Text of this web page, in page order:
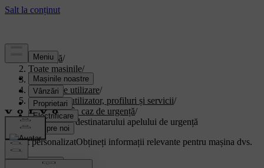
Asistență/
Toate mașinile/
EX40 2027/
Manual de utilizare/
Conturi de utilizator, profiluri și servicii/
Asistență în caz de urgență/
Modificarea destinatarului apelului de urgență
Suport personalizatObțineți informații relevante pentru mașina dvs.
Conectează-te